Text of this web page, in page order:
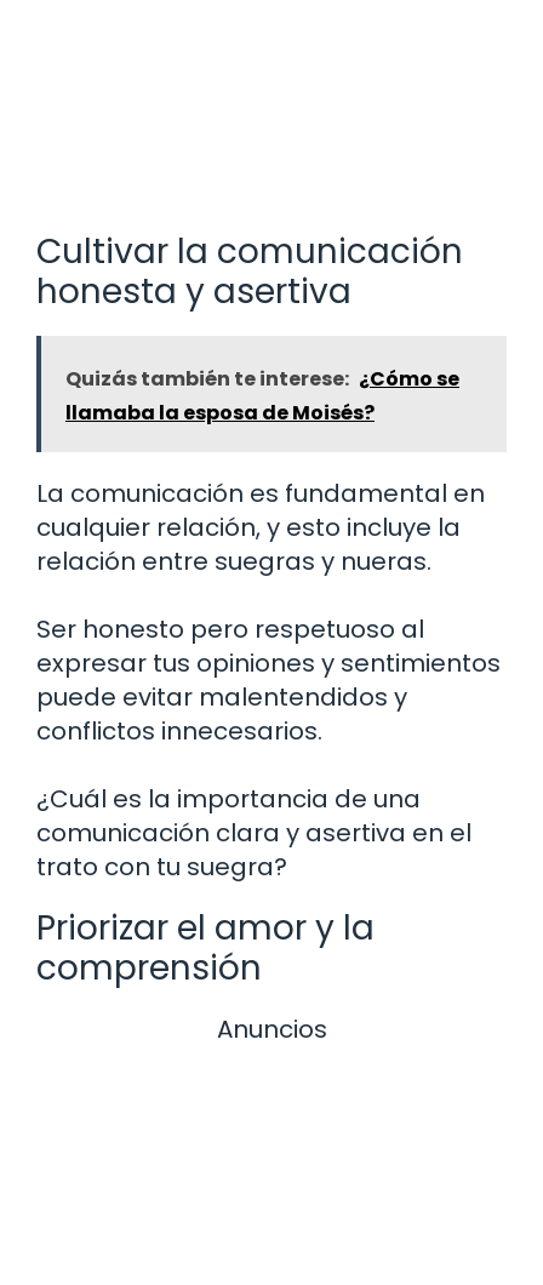
Cultivar la comunicación
honesta y asertiva
Quizás también te interese: ¿Cómo se
llamaba la esposa de Moisés?
La comunicación es fundamental en
cualquier relación, y esto incluye la
relación entre suegras y nueras.
Ser honesto pero respetuoso al
expresar tus opiniones y sentimientos
puede evitar malentendidos y
conflictos innecesarios.
¿Cuál es la importancia de una
comunicación clara y asertiva en el
trato con tu suegra?
Priorizar el amor y la
comprensión
Anuncios